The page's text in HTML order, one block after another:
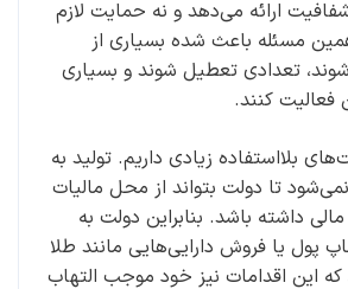
ارائه می‌دهد و نه حمایت لازم
مسئله باعث شده بسیاری از
تعدادی تعطیل شوند و بسیاری
فعالیت کنند.
بلااستفاده زیادی داریم. تولید به
تا دولت بتواند از محل مالیات
داشته باشد. بنابراین دولت به
پول یا فروش دارایی‌هایی مانند طلا
این اقدامات نیز خود موجب التهاب